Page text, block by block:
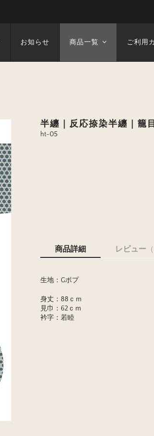
お知らせ 商品一覧 ご利用
半纏｜反応捺染半纏｜籠
ht-05
商品詳細 レビュー
生地：Gポプ
身丈：88ｃｍ
見巾：62ｃｍ
衿字：若睦